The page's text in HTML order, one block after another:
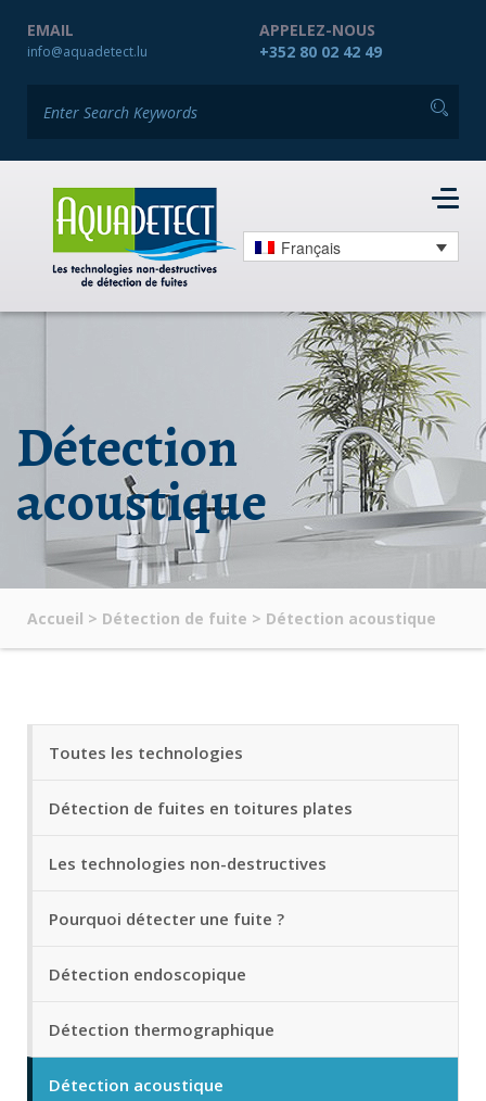
EMAIL
info@aquadetect.lu
APPELEZ-NOUS
+352 80 02 42 49
Français
Détection
acoustique
Accueil > Détection de fuite > Détection acoustique
Toutes les technologies
Détection de fuites en toitures plates
Les technologies non-destructives
Pourquoi détecter une fuite ?
Détection endoscopique
Détection thermographique
Détection acoustique